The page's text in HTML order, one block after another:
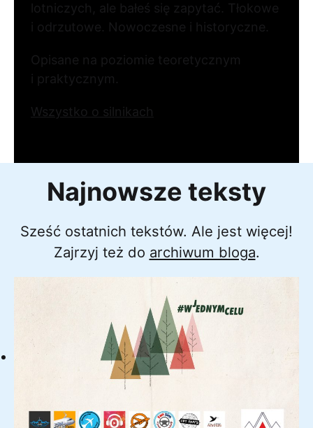
lotniczych, ale bałeś się zapytać. Tłokowe
i odrzutowe. Nowoczesne i historyczne.
Opisane na poziomie teoretycznym
i praktycznym.
Wszystko o silnikach
Najnowsze teksty
Sześć ostatnich tekstów. Ale jest więcej!
Zajrzyj też do archiwum bloga.